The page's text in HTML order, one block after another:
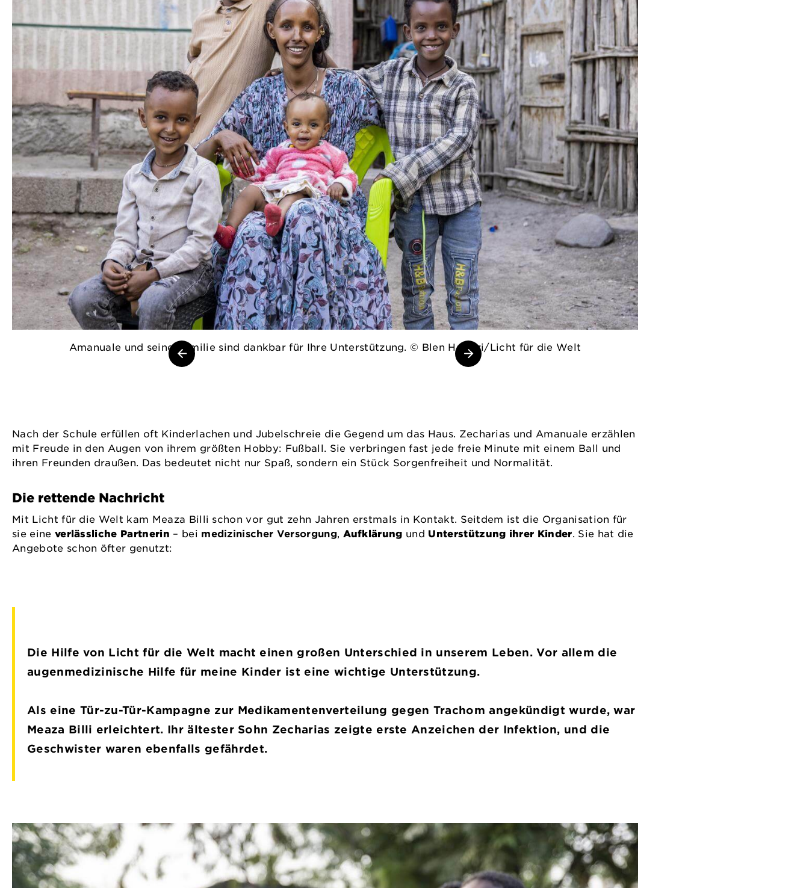
Amanuale und seine Familie sind dankbar für Ihre Unterstützung. © Blen Hagazi/Licht für die Welt
Nach der Schule erfüllen oft Kinderlachen und Jubelschreie die Gegend um das Haus. Zecharias und Amanuale erzählen
mit Freude in den Augen von ihrem größten Hobby: Fußball. Sie verbringen fast jede freie Minute mit einem Ball und
ihren Freunden draußen. Das bedeutet nicht nur Spaß, sondern ein Stück Sorgenfreiheit und Normalität.
Die rettende Nachricht
Mit Licht für die Welt kam Meaza Billi schon vor gut zehn Jahren erstmals in Kontakt. Seitdem ist die Organisation für
sie eine verlässliche Partnerin – bei medizinischer Versorgung, Aufklärung und Unterstützung ihrer Kinder. Sie hat die
Angebote schon öfter genutzt:
Die Hilfe von Licht für die Welt macht einen großen Unterschied in unserem Leben. Vor allem die
augenmedizinische Hilfe für meine Kinder ist eine wichtige Unterstützung.
Als eine Tür-zu-Tür-Kampagne zur Medikamentenverteilung gegen Trachom angekündigt wurde, war
Meaza Billi erleichtert. Ihr ältester Sohn Zecharias zeigte erste Anzeichen der Infektion, und die
Geschwister waren ebenfalls gefährdet.